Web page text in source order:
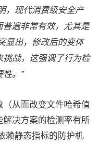
，现代消费级安全产
遍非常有效，尤其是
显出，修改后的变体
战，这强调了行为检
。”
从而改变文件哈希值
决方案的检测率有所
赖静态指标的防护机